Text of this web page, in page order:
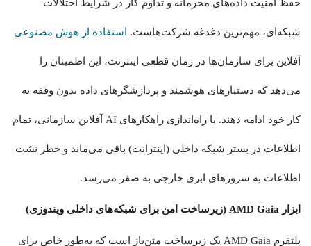
حفظ امنیت داده‌های محرمانه و تداوم کار در شرایط اختلالات
شبکه‌ای، مهم‌ترین دغدغه شرکت‌هاست. استفاده از هوش مصنوعی
آفلاین برای سازمان‌ها در زمان قطعی اینترنت، این اطمینان را
می‌دهد که دستیارهای هوشمند و پردازشگرهای داده بدون وقفه به
کار خود ادامه دهند. با راه‌اندازی راهکارهای AI آفلاین سازمانی، تمام
اطلاعات در بستر شبکه داخلی (اینترانت) باقی می‌ماند و خطر نشت
اطلاعات به سرورهای ابری خارجی به صفر می‌رسد.
ابزار AMD Gaia (زیرساخت امن برای شبکه‌های داخلی ویندوزی)
پلتفرم AMD Gaia یک زیرساخت متن‌باز است که به‌طور خاص برای